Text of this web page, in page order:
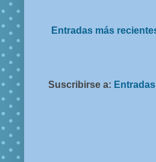
Entradas más
Suscribirse a: